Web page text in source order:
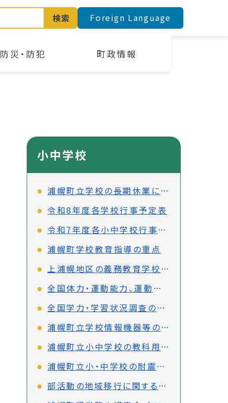
防災・防犯 町政情報
検索 Foreign Language
小中学校
浦幌町立学校の長期休業について
令和8年度各学校行事予定表
令和7年度各小中学校行事予定表
浦幌町学校教育指導の重点
上浦幌地区の義務教育学校設立等準備委員会だより
全国体力・運動能力、運動習慣等調査の結果について
全国学力・学習状況調査の結果について
浦幌町立学校情報機器等の整備（更新）に関する計画
浦幌町立小中学校の教科用図書の採択結果について
浦幌町立小・中学校の耐震診断・耐力度調査の結果について
部活動の地域移行に関するアンケート調査結果について